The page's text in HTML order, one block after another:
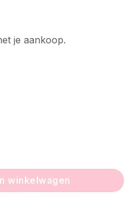
je aankoop.
| Diverse maten aantal
winkelwagen